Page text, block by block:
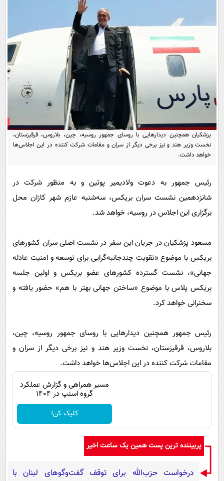
سلامت
یک برش دانایی
محیط زیست
سفر و تفریح
سیاست خارجی
فرهنگ و هنر
علم و دانش
فناوری و It
علمی
اخبار کریپتو
قرآن
گوناگون
سرگرمی
باشگاه مغز
مجله تصویری سلاح
فیلم
ورزش
سیاست
حوادث
فرهنگی
بین الملل
عصر ایران 2
خواندنی ها و دیدنی ها
داستان کوتاه
دانلود
آموزش زبان
پزشکیان همچنین دیدارهایی با روسای جمهور روسیه، چین، بلاروس، قرقیزستان،
نخست وزیر هند و نیز برخی دیگر از سران و مقامات شرکت کننده در این اجلاس‌ها
خواهد داشت.
رئیس جمهور به دعوت ولادیمیر پوتین و به منظور شرکت در
شانزدهمین نشست سران بریکس، سه‌شنبه عازم شهر کازان محل
برگزاری این اجلاس در روسیه، خواهد شد.
مسعود پزشکیان در جریان این سفر در نشست اصلی سران کشورهای
بریکس با موضوع «تقویت چندجانبه‌گرایی برای توسعه و امنیت عادله
جهانی»، نشست گسترده کشورهای عضو بریکس و اولین جلسه
بریکس پلاس با موضوع «ساختن جهانی بهتر با هم» حضور یافته و
سخنرانی خواهد کرد.
رئیس جمهور همچنین دیدارهایی با روسای جمهور روسیه، چین،
بلاروس، قرقیزستان، نخست وزیر هند و نیز برخی دیگر از سران و
مقامات شرکت کننده در این اجلاس‌ها خواهد داشت.
مسیر همراهی و گزارش عملکرد
گروه اسنپ در ۱۴۰۴
کلیک کن!
پربیننده ترین پست همین یک ساعت اخیر
درخواست حزب‌الله برای توقف گفت‌وگوهای لبنان با